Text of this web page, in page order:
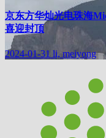
京东方华灿光电珠海
喜迎封顶
2024-01-31 li, meiyong